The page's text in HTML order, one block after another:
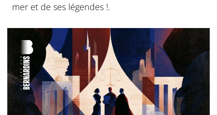
mer et de ses légendes !.